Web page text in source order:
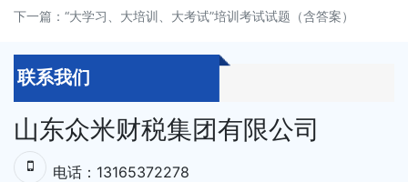
下一篇： “大学习、大培训、大考试”培训考试试题（含答案）
联系我们
山东众米财税集团有限公司
电话：13165372278